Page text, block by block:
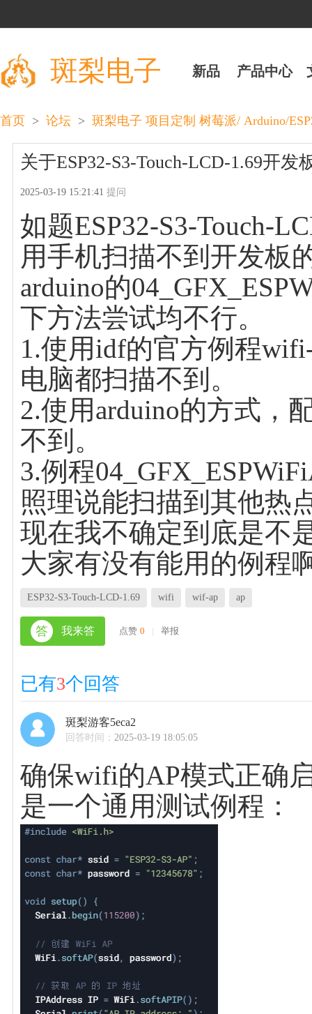
斑梨电子 新品 产品中心
首页 > 论坛 > 斑梨电子 项目定制 树莓派/ Arduino/
关于ESP32-S3-Touch-LCD-1.69开
2025-03-19 15:21:41提问
如题ESP32-S3-Touch-
用手机扫描不到开发板
arduino的
下方法尝试均不行。
1.使用idf的官方例程
电脑都扫描不到。
2.使用arduino的方式，
不到。
3.例程
照理说能扫描到其他热
现在我不确定到底是不
大家有没有能用的例程
ESP32-S3-Touch-LCD-1.69 wifi wif-ap ap
答 我来答 点赞 0 | 举报
已有3个回答
斑梨游客5eca2
回答时间：2025-03-19 18:05:05
确保wifi的AP模式正确
是一个通用测试例程：